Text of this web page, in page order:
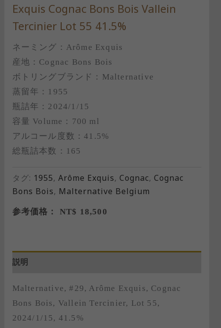
Exquis Cognac Bons Bois Vallein
Tercinier Lot 55 41.5%
ネーミング：Arôme Exquis
産地：Cognac Bons Bois
ボトリングブランド：Malternative
蒸留年：1955
瓶詰年：2024/1/15
容量 Volume：700 ml
アルコール度数：41.5%
総瓶詰本数：165
タグ: 1955, Arôme Exquis, Cognac, Cognac
Bons Bois, Malternative Belgium
参考価格： NT$ 18,500
説明
Malternative, #29, Arôme Exquis, Cognac
Bons Bois, Vallein Tercinier, Lot 55,
2024/1/15, 41.5%